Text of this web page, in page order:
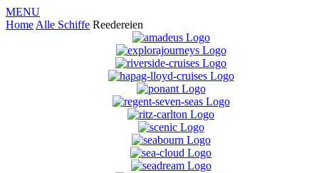
MENU
Home Alle Schiffe Reedereien